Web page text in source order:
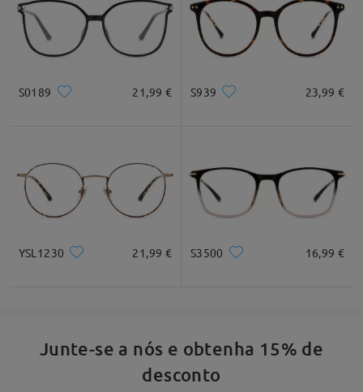
S0189 21,99 € S939 23,99 €
YSL1230 21,99 € S3500 16,99 €
Junte-se a nós e obtenha 15% de
desconto